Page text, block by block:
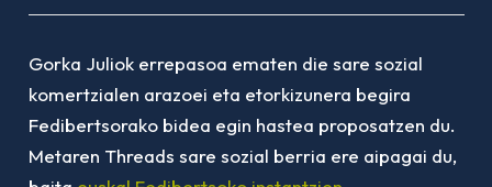
Gorka Juliok errepasoa ematen die sare sozial
komertzialen arazoei eta etorkizunera begira
Fedibertsorako bidea egin hastea proposatzen du.
Metaren Threads sare sozial berria ere aipagai du,